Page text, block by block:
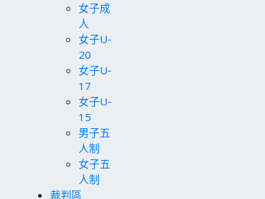
女子成
人
女子U-
20
女子U-
17
女子U-
15
男子五
人制
女子五
人制
裁判區